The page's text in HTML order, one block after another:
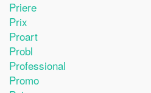
Priere
Prix
Proart
Probl
Professional
Promo